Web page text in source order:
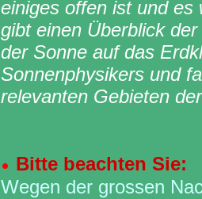
einiges offen ist und es
gibt einen Überblick
der Sonne auf das
Sonnenphysikers und
relevanten Gebieten
Bitte beachten Sie:
Wegen der grossen